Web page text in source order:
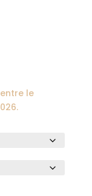
le
.